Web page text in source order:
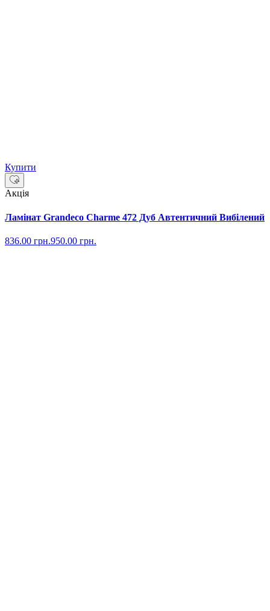
Купити
Акція
Ламінат Grandeco Charme 472 Дуб Автентичний Вибілений
836.00 грн.950.00 грн.